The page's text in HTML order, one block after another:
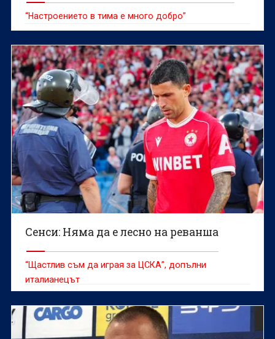
“Настроението в тима е много добро”
Сенси: Няма да е лесно на реванша
“Щастлив съм да играя за ЦСКА”, допълни
италианецът